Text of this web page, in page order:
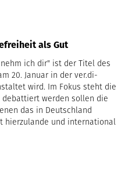
als Gut
ich dir" ist der Titel des
20. Januar in der ver.di-
wird. Im Fokus steht die
werden sollen die
das in Deutschland
hierzulande und international